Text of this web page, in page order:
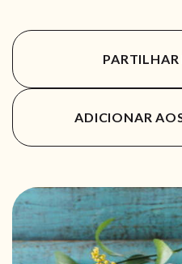
PARTILHAR
ADICIONAR